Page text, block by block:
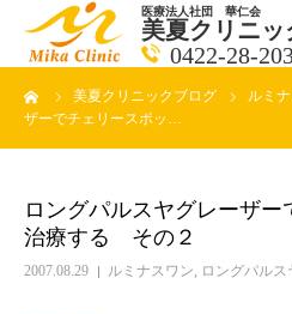
医療法人社団 華仁会
美夏クリニッ
0422-28-
美夏クリニックブログ ルミ
ザーでチェリースポッ…
ロングパルスヤグレーザー
治療する その２
2007.08.29 ルミナスワン, ロングパル
医師紹介
クリニックの紹介